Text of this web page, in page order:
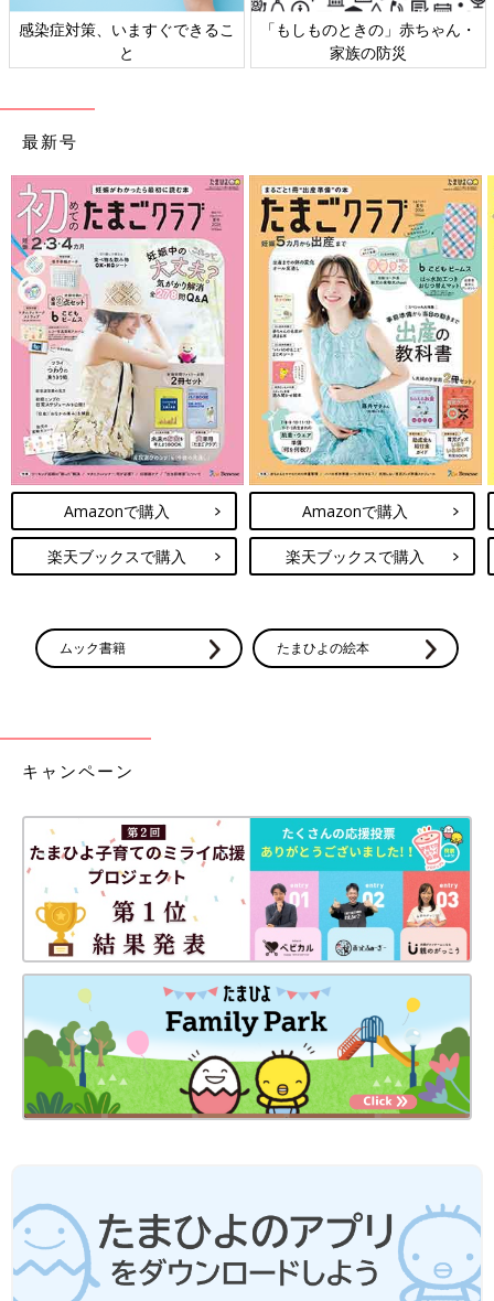
感染症対策、いますぐできるこ
と
「もしものときの」赤ちゃん・
家族の防災
最新号
Amazonで購入
楽天ブックスで購入
Amazonで購入
楽天ブックスで購入
ムック書籍 たまひよの絵本
キャンペーン